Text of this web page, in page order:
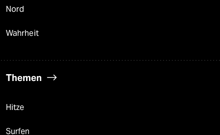
Nord
Wahrheit
Themen
Hitze
Surfen